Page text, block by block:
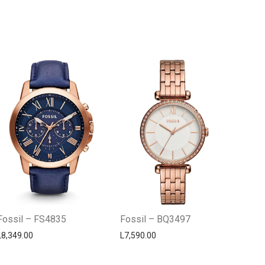
– FS4835
8,349.00
Fossil – BQ3497
L7,590.00
Centro Citizen
Typically replies within a day